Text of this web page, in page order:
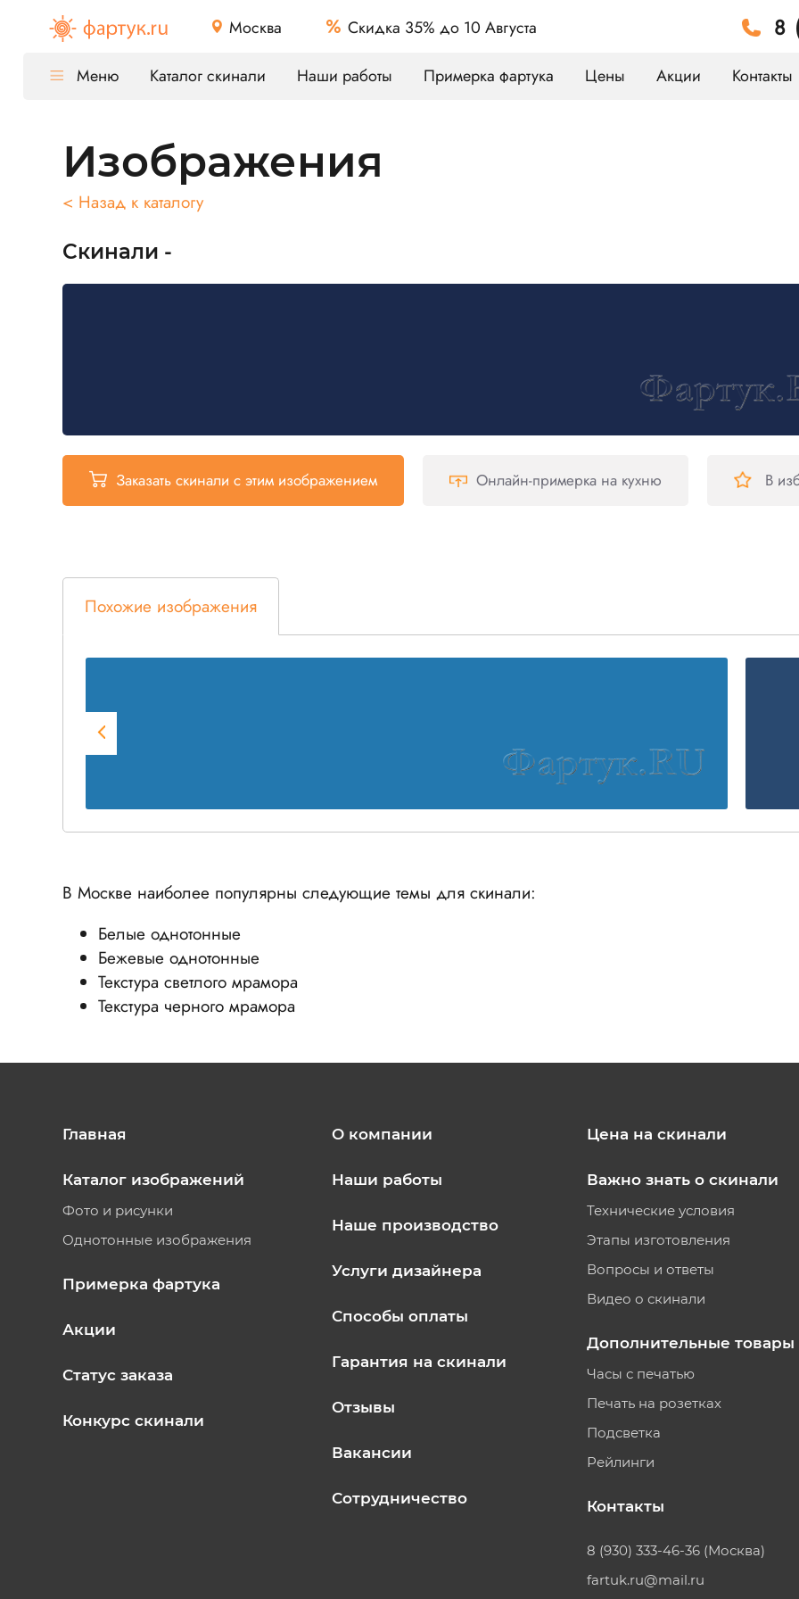
Москва Скидка 35% до 10 Августа 8
Меню Каталог скинали Наши работы Примерка фартука Цены Акции Контакты
Изображения
< Назад к каталогу
Скинали -
Заказать скинали с этим изображением Онлайн-примерка на кухню В
Похожие изображения
В Москве наиболее популярны следующие темы для скинали:
Белые однотонные
Бежевые однотонные
Текстура светлого мрамора
Текстура черного мрамора
Главная
Каталог изображений
Фото и рисунки
Однотонные изображения
Примерка фартука
Акции
Статус заказа
Конкурс скинали
О компании
Наши работы
Наше производство
Услуги дизайнера
Способы оплаты
Гарантия на скинали
Отзывы
Вакансии
Сотрудничество
Цена на скинали
Важно знать о скинали
Технические условия
Этапы изготовления
Вопросы и ответы
Видео о скинали
Дополнительные товары
Часы с печатью
Печать на розетках
Подсветка
Рейлинги
Контакты
8 (930) 333-46-36 (Москва)
fartuk.ru@mail.ru